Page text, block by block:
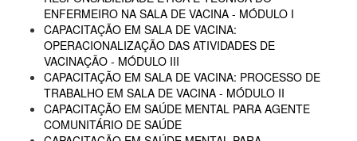
ENFERMEIRO NA SALA DE VACINA - MÓDULO I
CAPACITAÇÃO EM SALA DE VACINA:
OPERACIONALIZAÇÃO DAS ATIVIDADES DE
VACINAÇÃO - MÓDULO III
CAPACITAÇÃO EM SALA DE VACINA: PROCESSO DE
TRABALHO EM SALA DE VACINA - MÓDULO II
CAPACITAÇÃO EM SAÚDE MENTAL PARA AGENTE
COMUNITÁRIO DE SAÚDE